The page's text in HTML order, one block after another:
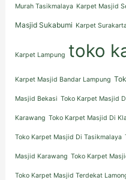
Murah Tasikmalaya Karpet Masjid
Masjid Sukabumi Karpet
Karpet Lampung toko
Karpet Masjid Bandar Lampung
Masjid Bekasi Toko Karpet Masjid
Karawang Toko Karpet Masjid Di
Toko Karpet Masjid Di Tasikmalaya
Masjid Karawang Toko Karpet
Toko Karpet Masjid Terdekat